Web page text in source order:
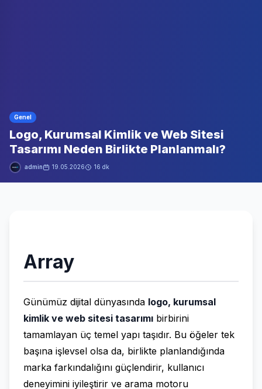
Genel
Logo, Kurumsal Kimlik ve Web Sitesi
Tasarımı Neden Birlikte Planlanmalı?
admin 19.05.2026 16 dk
Array
Günümüz dijital dünyasında logo, kurumsal
kimlik ve web sitesi tasarımı birbirini
tamamlayan üç temel yapı taşıdır. Bu öğeler tek
başına işlevsel olsa da, birlikte planlandığında
marka farkındalığını güçlendirir, kullanıcı
deneyimini iyileştirir ve arama motoru